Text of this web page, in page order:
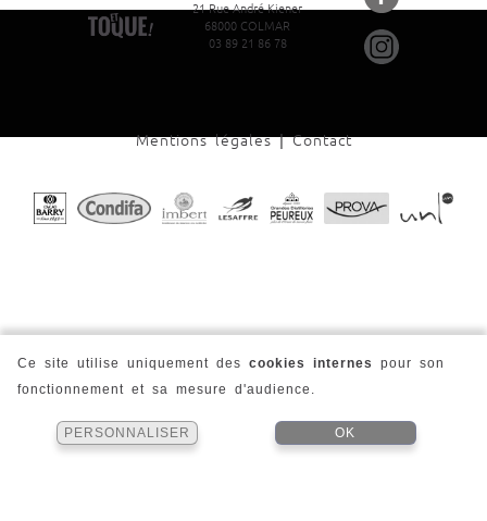
21 Rue André Kiener
68000 COLMAR
03 89 21 86 78
Mentions légales|Contact
Ce site utilise uniquement des cookies internes
pour son
fonctionnement et sa mesure d'audience.
PERSONNALISER OK